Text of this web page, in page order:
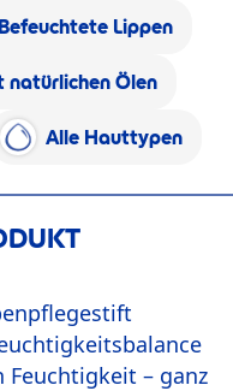
Befeuchtete Lippen
natürlichen Ölen
Alle Hauttypen
Feuchtigkeit – ganz